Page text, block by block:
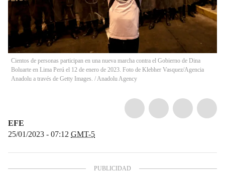
Cientos de personas participan en una nueva marcha contra el Gobierno de Dina
Boluarte en Lima Perú el 12 de enero de 2023. Foto de Klebher Vasquez/Agencia
Anadolu a través de Getty Images. /Anadolu Agency
EFE
25/01/2023 - 07:12 GMT-5